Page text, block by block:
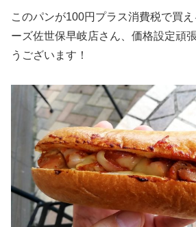
このパンが100円プラス消費税で買
ーズ佐世保早岐店さん、価格設定頑
うございます！